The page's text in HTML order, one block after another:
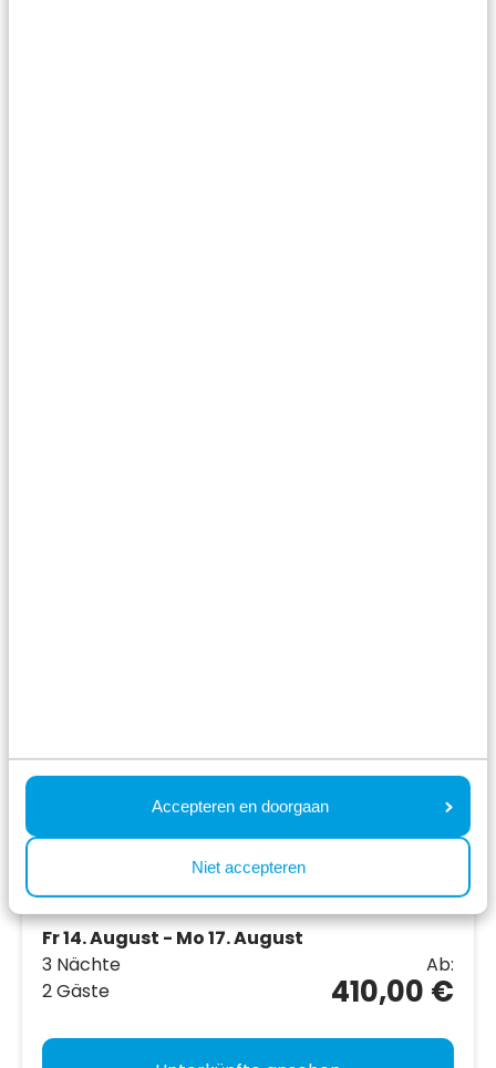
Accepteren en doorgaan
Niet accepteren
Verschiedene Innen- und Außenanlagen
Fr 14. August - Mo 17. August
3 Nächte
2 Gäste
Ab:
410,00 €